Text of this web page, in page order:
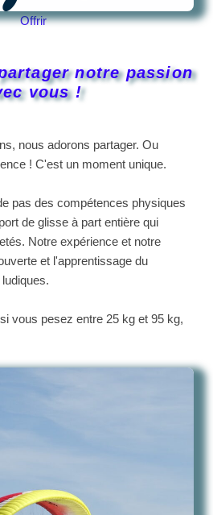
Offrir
notre passion
vous !
nous adorons partager. Ou
! C'est un moment unique.
pas des compétences physiques
de glisse à part entière qui
Notre expérience et notre
et l'apprentissage du
vous pesez entre 25 kg et 95 kg,